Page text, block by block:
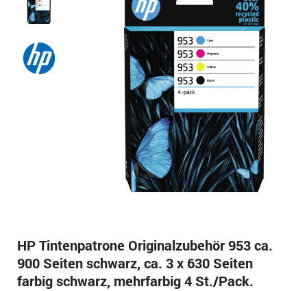
HP Tintenpatrone Originalzubehör 953 ca.
900 Seiten schwarz, ca. 3 x 630 Seiten
farbig schwarz, mehrfarbig 4 St./Pack.